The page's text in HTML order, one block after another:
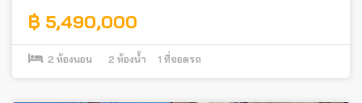
฿ 5,490,000
2 ห้องนอน 2 ห้องน้ำ 1 ที่จอดรถ